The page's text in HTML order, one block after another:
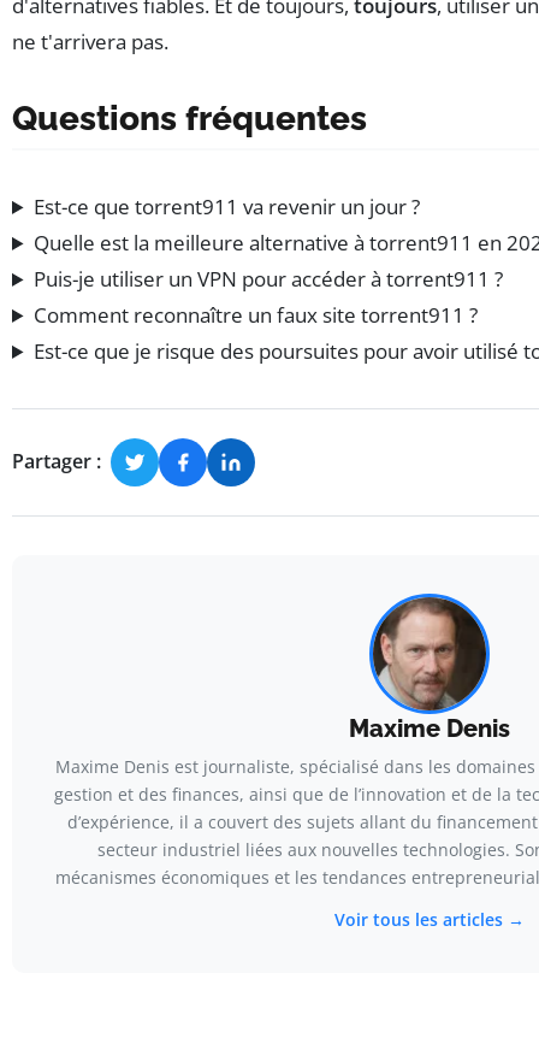
ne t'arrivera pas.
Questions fréquentes
Est-ce que torrent911 va revenir un jour ?
Quelle est la meilleure alternative à torrent911 en
Puis-je utiliser un VPN pour accéder à torrent911 ?
Comment reconnaître un faux site torrent911 ?
Est-ce que je risque des poursuites pour avoir utilisé
Partager :
Maxime Denis
Maxime Denis est journaliste, spécialisé dans les
gestion et des finances, ainsi que de l’innovation et de la
d’expérience, il a couvert des sujets allant du
secteur industriel liées aux nouvelles technologies.
mécanismes économiques et les tendances
Voir tous les articles →